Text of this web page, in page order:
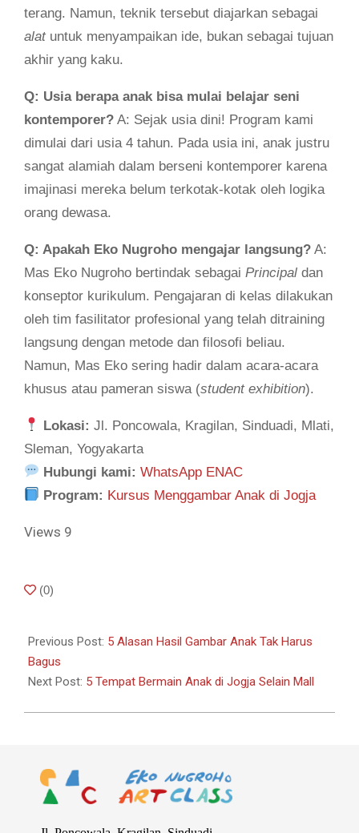
terang. Namun, teknik tersebut diajarkan sebagai
alatuntuk menyampaikan ide, bukan sebagai tujuan
akhir yang kaku.
Q: Usia berapa anak bisa mulai belajar seni
kontemporer? A: Sejak usia dini! Program kami
dimulai dari usia 4 tahun. Pada usia ini, anak justru
sangat alamiah dalam berseni kontemporer karena
imajinasi mereka belum terkotak-kotak oleh logika
orang dewasa.
Q: Apakah Eko Nugroho mengajar langsung? A:
Mas Eko Nugroho bertindak sebagai Principal dan
konseptor kurikulum. Pengajaran di kelas dilakukan
oleh tim fasilitator profesional yang telah ditraining
langsung dengan metode dan filosofi beliau.
Namun, Mas Eko sering hadir dalam acara-acara
khusus atau pameran siswa (student exhibition).
Lokasi: Jl. Poncowala, Kragilan, Sinduadi, Mlati,
Sleman, Yogyakarta
Hubungi kami: WhatsApp ENAC
Program: Kursus Menggambar Anak di Jogja
Views 9
2026-
(0)
Previous Post: 5 Alasan Hasil Gambar Anak Tak Harus
Bagus
Next Post: 5 Tempat Bermain Anak di Jogja Selain Mall